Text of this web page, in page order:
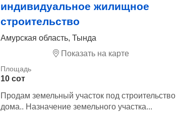
индивидуальное жилищное
строительство
Амурская область, Тында
Показать на карте
10 сот
Продам земельный участок под строительство
дома.. Назначение земельного участка...